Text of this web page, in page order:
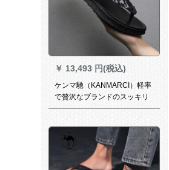
￥ 13,493 円(税込)
ケンマ馳（KANMARCI）軽率
で贅沢なブランドのスッキリ
男性2020夏新型の人の字は男
性の室外は足の个性を胁しま
す。